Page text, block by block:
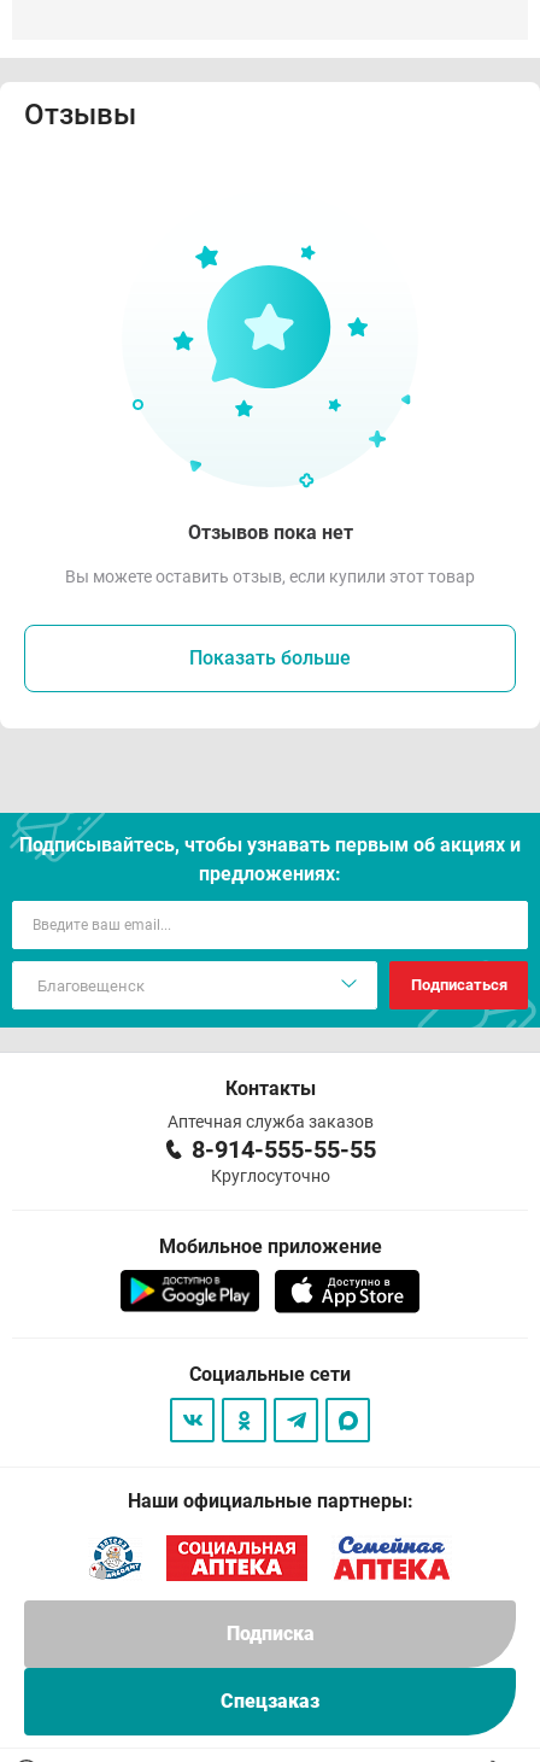
Подписка
Спецзаказ
Отзывы
Отзывов пока нет
Вы можете оставить отзыв, если купили этот товар
Показать больше
Подписывайтесь, чтобы узнавать первым об акцияx и
предложениях:
Подписаться
Контакты
Аптечная служба заказов
8-914-555-55-55
Круглосуточно
Мобильное приложение
Социальные сети
Наши официальные партнеры: